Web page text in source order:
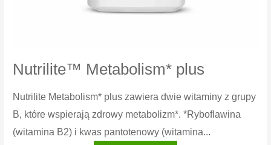
Nutrilite™ Metabolism* plus
Nutrilite Metabolism* plus zawiera dwie witaminy z grupy
B, które wspierają zdrowy metabolizm*. *Ryboflawina
(witamina B2) i kwas pantotenowy (witamina...